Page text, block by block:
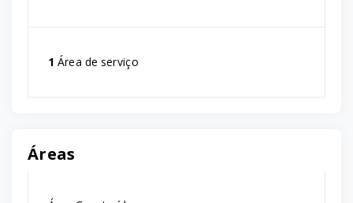
1 Área de serviço
Áreas